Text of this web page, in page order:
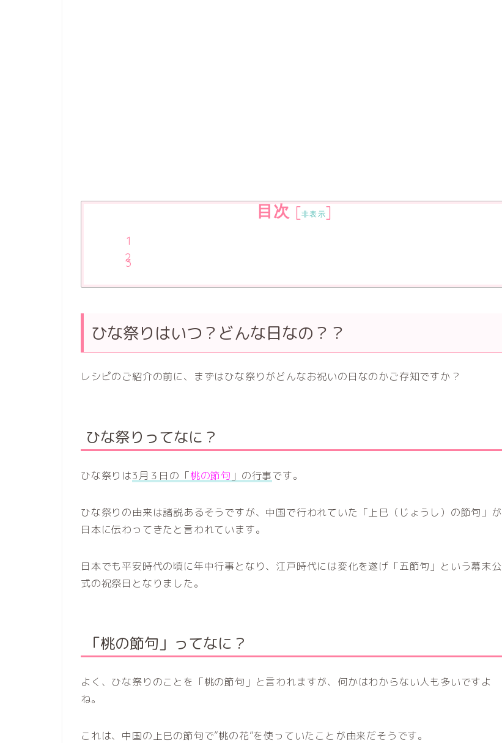
目次 [非表示]
ひな祭りはいつ？どんな日なの？？
レシピのご紹介の前に、まずはひな祭りがどんなお祝いの日なのかご存知ですか？
ひな祭りってなに？
ひな祭りは3月３日の「桃の節句 」の行事です。
ひな祭りの由来は諸説あるそうですが、中国で行われていた「上巳（じょうし）の節句」が
日本に伝わってきたと言われています。
日本でも平安時代の頃に年中行事となり、江戸時代には変化を遂げ「五節句」という幕末公
式の祝祭日となりました。
「桃の節句」ってなに？
よく、ひな祭りのことを「桃の節句」と言われますが、何かはわからない人も多いですよ
ね。
これは、中国の上巳の節句で”桃の花”を使っていたことが由来だそうです。